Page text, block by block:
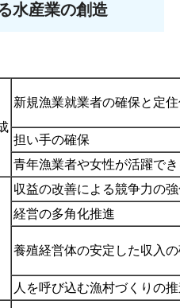
水産業の創造
新規漁業就業者の確保と定
担い手の確保
青年漁業者や女性が活躍で
収益の改善による競争力の
経営の多角化推進
養殖経営体の安定した収入
人を呼び込む漁村づくりの